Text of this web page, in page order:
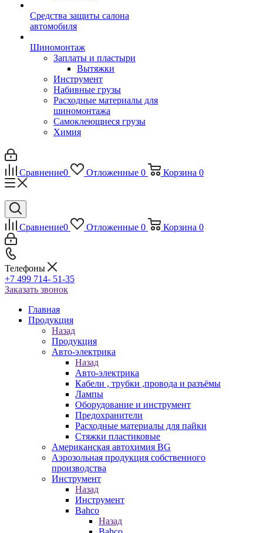
Средства защиты салона
автомобиля
Шиномонтаж
Заплаты и пластыри
Вытяжки
Инструмент
Набивные грузы
Расходные материалы для
шиномонтажа
Самоклеющиеся грузы
Химия
Сравнение0 Отложенные 0 Корзина 0
Сравнение0 Отложенные 0 Корзина 0
Телефоны
+7 499 714- 51-35
Заказать звонок
Главная
Продукция
Назад
Продукция
Авто-электрика
Назад
Авто-электрика
Кабели , трубки ,провода и разъёмы
Лампы
Оборудование и инструмент
Предохранители
Расходные материалы для пайки
Стяжки пластиковые
Американская автохимия BG
Аэрозольная продукция собственного
производства
Инструмент
Назад
Инструмент
Bahco
Назад